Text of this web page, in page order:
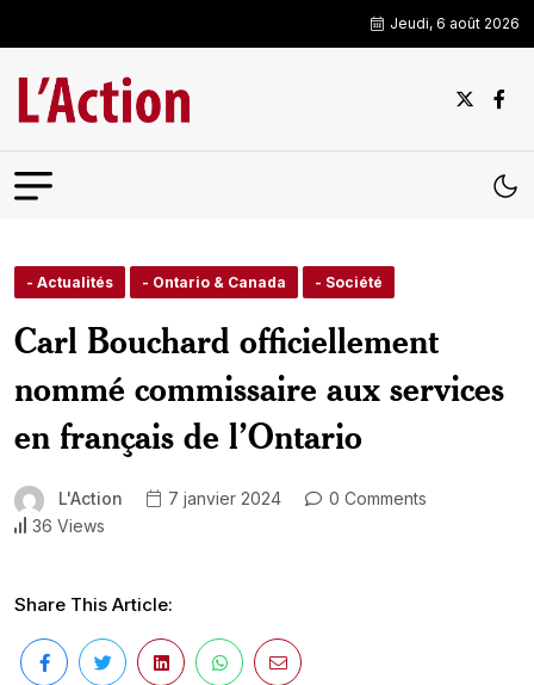
Jeudi, 6 août 2026
- Actualités - Ontario & Canada - Société
Carl Bouchard officiellement
nommé commissaire aux services
en français de l’Ontario
L'Action 7 janvier 2024
0 Comments
36 Views
Share This Article: